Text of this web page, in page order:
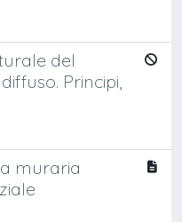
del
Principi,
muraria